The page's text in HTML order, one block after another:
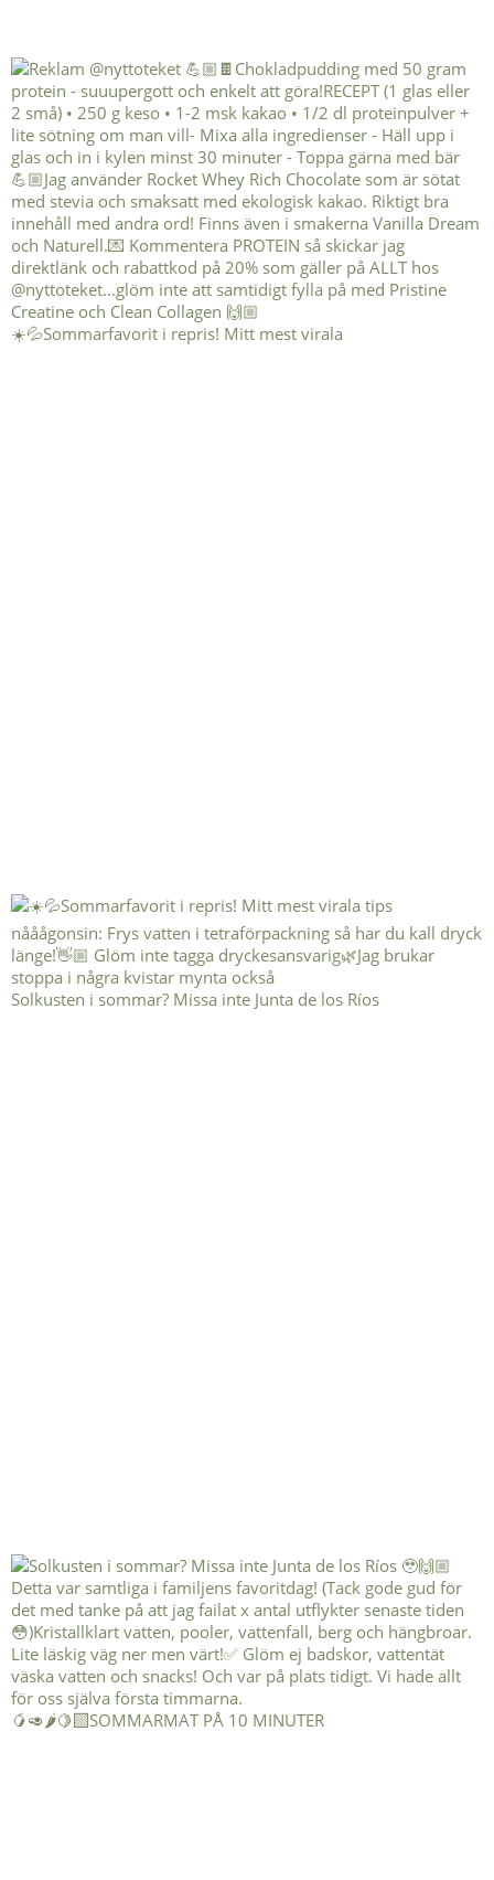
☀️💦Sommarfavorit i repris! Mitt mest virala
Solkusten i sommar? Missa inte Junta de los Ríos
🥭🥑🌶️🍋‍🟩SOMMARMAT PÅ 10 MINUTER